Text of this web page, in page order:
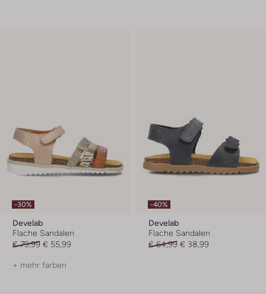
-30%
Develab
Flache Sandalen
€ 79,99 € 55,99
+ mehr farben
-40%
Develab
Flache Sandalen
€ 64,99 € 38,99